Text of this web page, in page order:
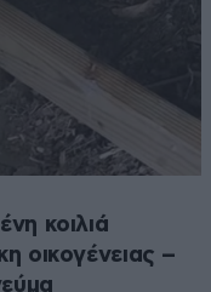
κοιλιά
οικογένειας –